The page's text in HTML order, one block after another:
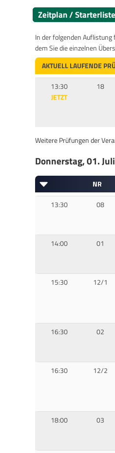
Zeitplan /
In der folgenden
dem Sie die einzelnen
AKTUELL LAUFENDE
13:30
JETZT
18
Weitere Prüfungen der
Donnerstag, 01.
NR
13:30
08
14:00 01
15:30 12/1
16:30 02
16:30 12/2
18:00 03